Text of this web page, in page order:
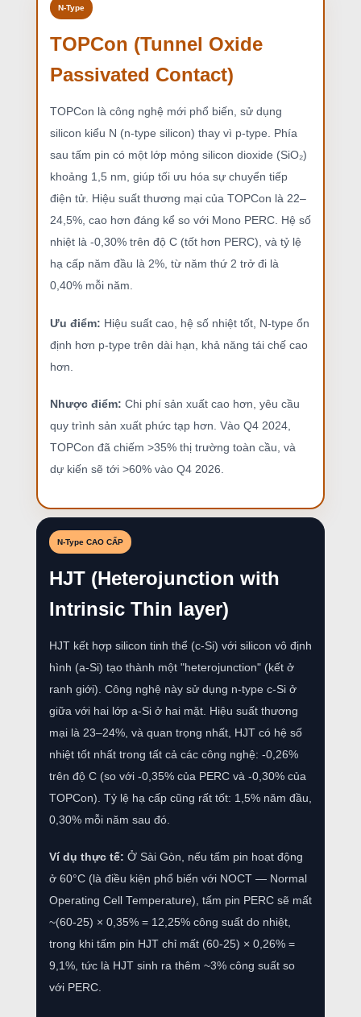
N-Type
TOPCon (Tunnel Oxide
Passivated Contact)
TOPCon là công nghệ mới phổ biến, sử dụng
silicon kiểu N (n-type silicon) thay vì p-type. Phía
sau tấm pin có một lớp mỏng silicon dioxide (SiO₂)
khoảng 1,5 nm, giúp tối ưu hóa sự chuyển tiếp
điện tử. Hiệu suất thương mại của TOPCon là 22–
24,5%, cao hơn đáng kể so với Mono PERC. Hệ số
nhiệt là -0,30% trên độ C (tốt hơn PERC), và tỷ lệ
hạ cấp năm đầu là 2%, từ năm thứ 2 trở đi là
0,40% mỗi năm.
Ưu điểm: Hiệu suất cao, hệ số nhiệt tốt, N-type ổn
định hơn p-type trên dài hạn, khả năng tái chế cao
hơn.
Nhược điểm: Chi phí sản xuất cao hơn, yêu cầu
quy trình sản xuất phức tạp hơn. Vào Q4 2024,
TOPCon đã chiếm >35% thị trường toàn cầu, và
dự kiến sẽ tới >60% vào Q4 2026.
N-Type CAO CẤP
HJT (Heterojunction with
Intrinsic Thin layer)
HJT kết hợp silicon tinh thể (c-Si) với silicon vô định
hình (a-Si) tạo thành một "heterojunction" (kết ở
ranh giới). Công nghệ này sử dụng n-type c-Si ở
giữa với hai lớp a-Si ở hai mặt. Hiệu suất thương
mại là 23–24%, và quan trọng nhất, HJT có hệ số
nhiệt tốt nhất trong tất cả các công nghệ: -0,26%
trên độ C (so với -0,35% của PERC và -0,30% của
TOPCon). Tỷ lệ hạ cấp cũng rất tốt: 1,5% năm đầu,
0,30% mỗi năm sau đó.
Ví dụ thực tế: Ở Sài Gòn, nếu tấm pin hoạt động
ở 60°C (là điều kiện phổ biến với NOCT — Normal
Operating Cell Temperature), tấm pin PERC sẽ mất
~(60-25) × 0,35% = 12,25% công suất do nhiệt,
trong khi tấm pin HJT chỉ mất (60-25) × 0,26% =
9,1%, tức là HJT sinh ra thêm ~3% công suất so
với PERC.